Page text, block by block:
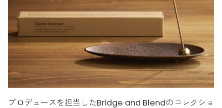
プロデュースを担当したBridge and Blendのコレクショ